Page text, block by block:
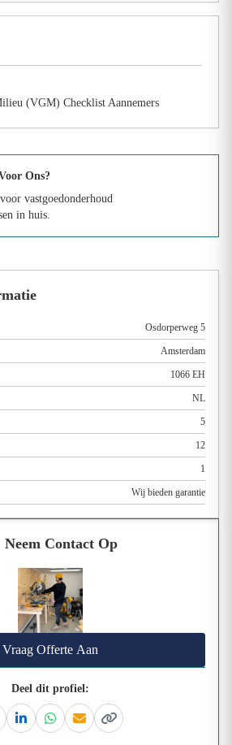
(VGM) Checklist Aannemers
Ons?
vastgoedonderhoud
in huis.
Osdorperweg 5
Amsterdam
1066 EH
NL
5
12
1
Wij bieden garantie
Neem Contact Op
Vraag Offerte Aan
Deel dit profiel:
LinkedinWhatsapp
EmailKopieer link